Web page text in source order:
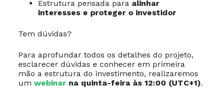
Estrutura pensada para alinhar
interesses e proteger o investidor
Tem dúvidas?
Para aprofundar todos os detalhes do projeto,
esclarecer dúvidas e conhecer em primeira
mão a estrutura do investimento, realizaremos
um webinarna quinta-feira às 12:00 (UTC+1).